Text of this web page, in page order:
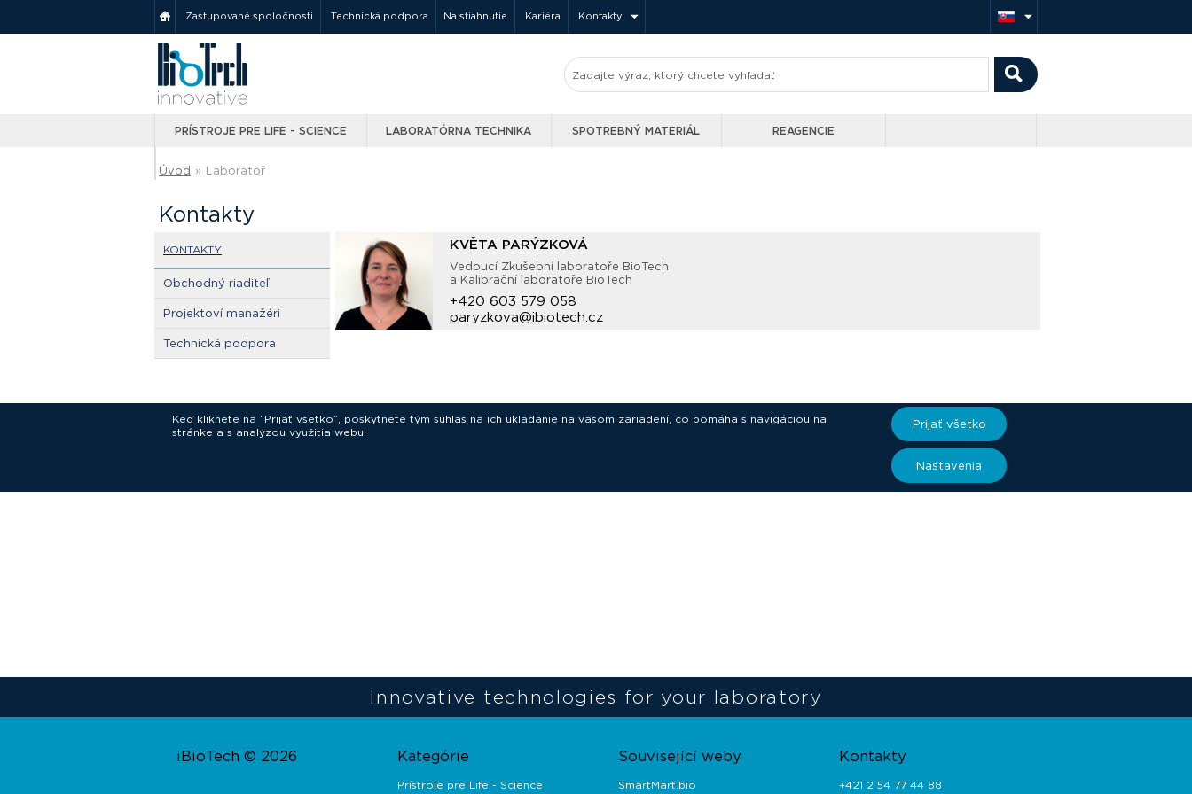
Zastupované spoločnosti Technická podpora Na stiahnutie Kariéra Kontakty
PRÍSTROJE PRE LIFE - SCIENCE LABORATÓRNA TECHNIKA SPOTREBNÝ MATERIÁL REAGENCIE
Úvod » Laboratoř
Kontakty
KONTAKTY
Obchodný riaditeľ
Projektoví manažéri
Technická podpora
KVĚTA PARÝZKOVÁ
Vedoucí Zkušební laboratoře BioTech
a Kalibrační laboratoře BioTech
+420 603 579 058
paryzkova@ibiotech.cz
Keď kliknete na “Prijať všetko”, poskytnete tým súhlas na ich ukladanie na vašom zariadení, čo pomáha s navigáciou na
stránke a s analýzou využitia webu.
Prijať všetko
Nastavenia
Innovative technologies for your laboratory
iBioTech © 2026 Kategórie
Prístroje pre Life - Science
Související weby
SmartMart.bio
Kontakty
+421 2 54 77 44 88